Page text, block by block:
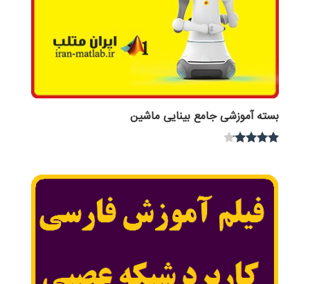
بسته آموزشی جامع بینایی ماشین
از 5